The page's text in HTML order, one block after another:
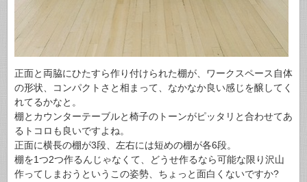
正面と両脇にひたすら作り付けられた棚が、ワークスペース自体
の形状、コンパクトさと相まって、なかなか良い感じを醸してく
れてるかなと。
棚とカウンターテーブルと椅子のトーンがピッタリと合わせてあ
るトコロも良いですよね。
正面に横長の棚が3段、左右には短めの棚が各6段。
棚を1つ2つ作るんじゃなくて、どうせ作るなら可能な限り沢山
作ってしまおうというこの姿勢、ちょっと面白くないですか?